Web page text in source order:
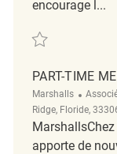
encourage l...
Sauvegarder
PART-TIME
Marshalls
Ridge, Floride,
apporte de